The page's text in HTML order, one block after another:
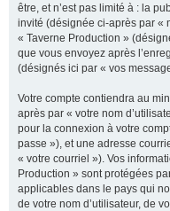
être, et n’est pas limité à : la
invité (désignée ci-après par «
« Taverne Production »
que vous envoyez après
(désignés ici par « vos
Votre compte contiendra au
après par « votre nom
pour la connexion à votre
passe »), et une adresse
« votre courriel »). Vos
Production » sont protégées
applicables dans le pays qui
de votre nom d’utilisateur, de